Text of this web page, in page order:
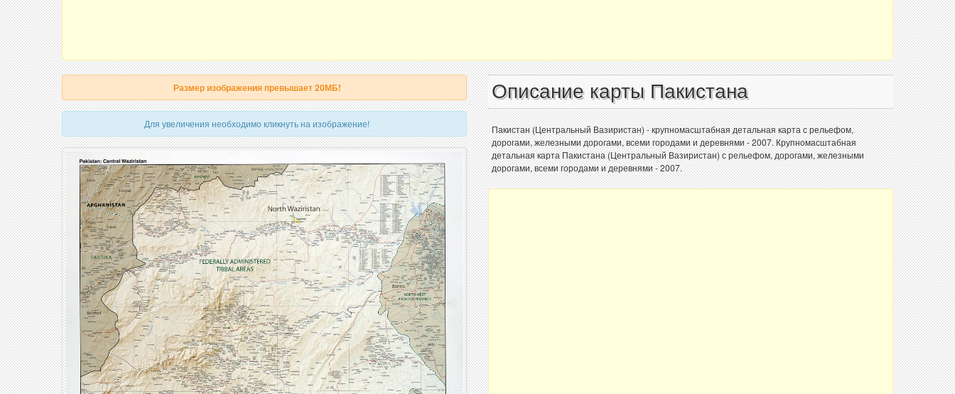
Размер изображения превышает 20МБ!
Для увеличения необходимо кликнуть на изображение!
Описание карты Пакистана
Пакистан (Центральный Вазиристан) - крупномасштабная детальная карта с рельефом,
дорогами, железными дорогами, всеми городами и деревнями - 2007. Крупномасштабная
детальная карта Пакистана (Центральный Вазиристан) с рельефом, дорогами, железными
дорогами, всеми городами и деревнями - 2007.